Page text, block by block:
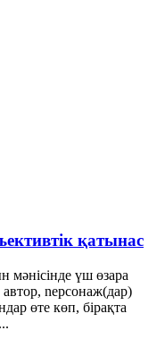
қатынас
мәнісінде үш өзара
автор, nерсонаж(дар)
өте көп, бірақта